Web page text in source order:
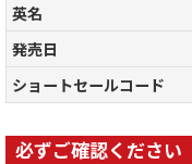
英名
発売日
ショートセールコード